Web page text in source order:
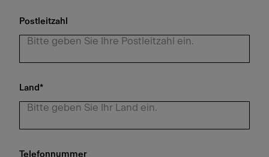
Postleitzahl
Land*
Telefonnummer